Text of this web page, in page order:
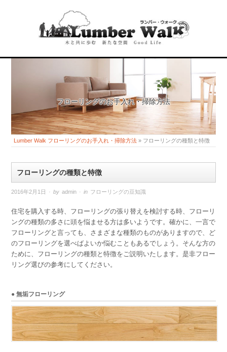
フローリングのお手入れ・掃除方法
Lumber Walk フローリングのお手入れ・掃除方法 » フローリングの種類と特徴
フローリングの種類と特徴
2016年2月1日 · byadmin · in フローリングの豆知識
住宅を購入する時、フローリングの張り替えを検討する時、フローリ
ングの種類の多さに頭を悩ませる方は多いようです。確かに、一言で
フローリングと言っても、さまざまな種類のものがありますので、ど
のフローリングを選べばよいか悩むこともあるでしょう。そんな方の
ために、フローリングの種類と特徴をご説明いたします。是非フロー
リング選びの参考にしてください。
● 無垢フローリング